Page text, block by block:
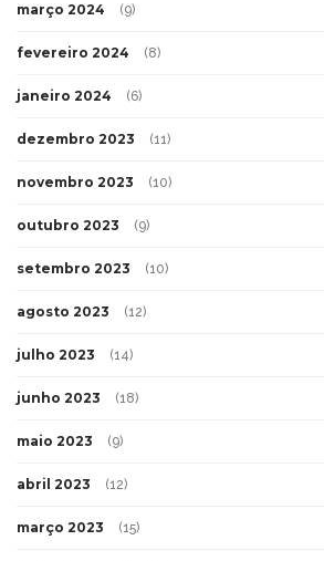
março 2024 (9)
fevereiro 2024 (8)
janeiro 2024 (6)
dezembro 2023 (11)
novembro 2023 (10)
outubro 2023 (9)
setembro 2023 (10)
agosto 2023 (12)
julho 2023 (14)
junho 2023 (18)
maio 2023 (9)
abril 2023 (12)
março 2023 (15)